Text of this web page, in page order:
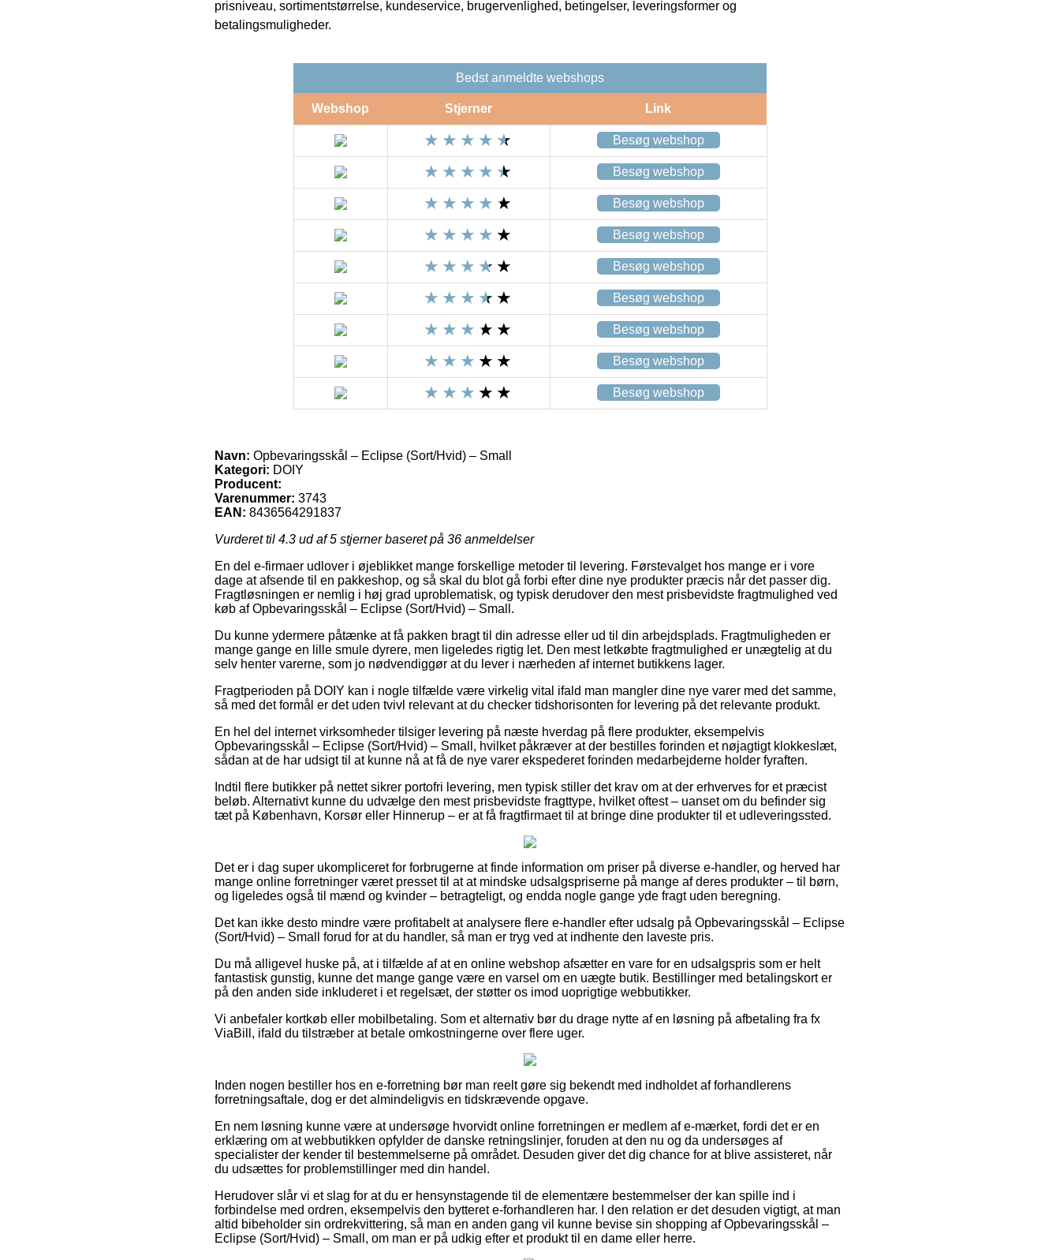
prisniveau, sortimentstørrelse, kundeservice, brugervenlighed, betingelser, leveringsformer og
betalingsmuligheder.
Bedst anmeldte webshops
Webshop Stjerner Link
Besøg webshop
Besøg webshop
Besøg webshop
Besøg webshop
Besøg webshop
Besøg webshop
Besøg webshop
Besøg webshop
Besøg webshop
Navn: Opbevaringsskål – Eclipse (Sort/Hvid) – Small
Kategori: DOIY
Producent:
Varenummer: 3743
EAN: 8436564291837
Vurderet til 4.3 ud af 5 stjerner baseret på 36 anmeldelser
En del e-firmaer udlover i øjeblikket mange forskellige metoder til levering. Førstevalget hos mange er i vore
dage at afsende til en pakkeshop, og så skal du blot gå forbi efter dine nye produkter præcis når det passer dig.
Fragtløsningen er nemlig i høj grad uproblematisk, og typisk derudover den mest prisbevidste fragtmulighed ved
køb af Opbevaringsskål – Eclipse (Sort/Hvid) – Small.
Du kunne ydermere påtænke at få pakken bragt til din adresse eller ud til din arbejdsplads. Fragtmuligheden er
mange gange en lille smule dyrere, men ligeledes rigtig let. Den mest letkøbte fragtmulighed er unægtelig at du
selv henter varerne, som jo nødvendiggør at du lever i nærheden af internet butikkens lager.
Fragtperioden på DOIY kan i nogle tilfælde være virkelig vital ifald man mangler dine nye varer med det samme,
så med det formål er det uden tvivl relevant at du checker tidshorisonten for levering på det relevante produkt.
En hel del internet virksomheder tilsiger levering på næste hverdag på flere produkter, eksempelvis
Opbevaringsskål – Eclipse (Sort/Hvid) – Small, hvilket påkræver at der bestilles forinden et nøjagtigt klokkeslæt,
sådan at de har udsigt til at kunne nå at få de nye varer ekspederet forinden medarbejderne holder fyraften.
Indtil flere butikker på nettet sikrer portofri levering, men typisk stiller det krav om at der erhverves for et præcist
beløb. Alternativt kunne du udvælge den mest prisbevidste fragttype, hvilket oftest – uanset om du befinder sig
tæt på København, Korsør eller Hinnerup – er at få fragtfirmaet til at bringe dine produkter til et udleveringssted.
Det er i dag super ukompliceret for forbrugerne at finde information om priser på diverse e-handler, og herved har
mange online forretninger været presset til at at mindske udsalgspriserne på mange af deres produkter – til børn,
og ligeledes også til mænd og kvinder – betragteligt, og endda nogle gange yde fragt uden beregning.
Det kan ikke desto mindre være profitabelt at analysere flere e-handler efter udsalg på Opbevaringsskål – Eclipse
(Sort/Hvid) – Small forud for at du handler, så man er tryg ved at indhente den laveste pris.
Du må alligevel huske på, at i tilfælde af at en online webshop afsætter en vare for en udsalgspris som er helt
fantastisk gunstig, kunne det mange gange være en varsel om en uægte butik. Bestillinger med betalingskort er
på den anden side inkluderet i et regelsæt, der støtter os imod uoprigtige webbutikker.
Vi anbefaler kortkøb eller mobilbetaling. Som et alternativ bør du drage nytte af en løsning på afbetaling fra fx
ViaBill, ifald du tilstræber at betale omkostningerne over flere uger.
Inden nogen bestiller hos en e-forretning bør man reelt gøre sig bekendt med indholdet af forhandlerens
forretningsaftale, dog er det almindeligvis en tidskrævende opgave.
En nem løsning kunne være at undersøge hvorvidt online forretningen er medlem af e-mærket, fordi det er en
erklæring om at webbutikken opfylder de danske retningslinjer, foruden at den nu og da undersøges af
specialister der kender til bestemmelserne på området. Desuden giver det dig chance for at blive assisteret, når
du udsættes for problemstillinger med din handel.
Herudover slår vi et slag for at du er hensynstagende til de elementære bestemmelser der kan spille ind i
forbindelse med ordren, eksempelvis den bytteret e-forhandleren har. I den relation er det desuden vigtigt, at man
altid bibeholder sin ordrekvittering, så man en anden gang vil kunne bevise sin shopping af Opbevaringsskål –
Eclipse (Sort/Hvid) – Small, om man er på udkig efter et produkt til en dame eller herre.